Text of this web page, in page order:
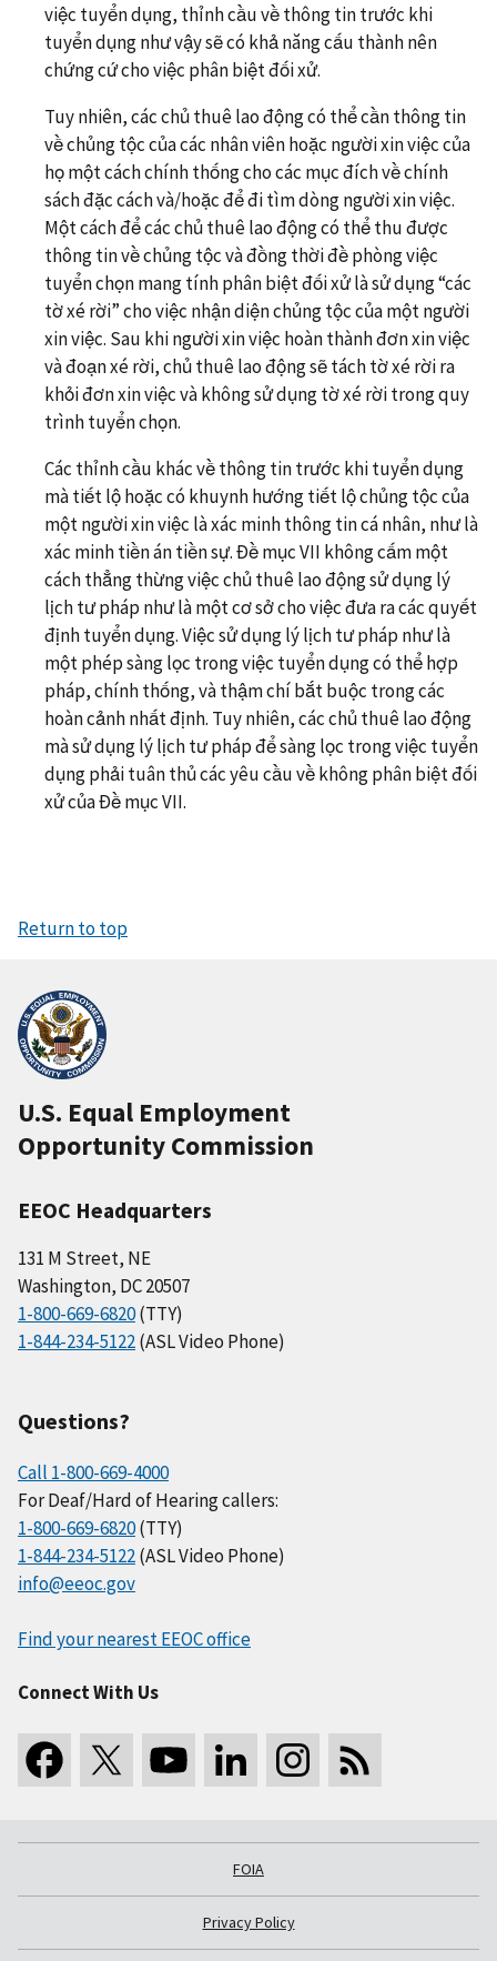
việc tuyển dụng, thỉnh cầu về thông tin trước khi
tuyển dụng như vậy sẽ có khả năng cấu thành nên
chứng cứ cho việc phân biệt đối xử.
Tuy nhiên, các chủ thuê lao động có thể cần thông tin
về chủng tộc của các nhân viên hoặc người xin việc của
họ một cách chính thống cho các mục đích về chính
sách đặc cách và/hoặc để đi tìm dòng người xin việc.
Một cách để các chủ thuê lao động có thể thu được
thông tin về chủng tộc và đồng thời đề phòng việc
tuyển chọn mang tính phân biệt đối xử là sử dụng “các
tờ xé rời” cho việc nhận diện chủng tộc của một người
xin việc. Sau khi người xin việc hoàn thành đơn xin việc
và đoạn xé rời, chủ thuê lao động sẽ tách tờ xé rời ra
khỏi đơn xin việc và không sử dụng tờ xé rời trong quy
trình tuyển chọn.
Các thỉnh cầu khác về thông tin trước khi tuyển dụng
mà tiết lộ hoặc có khuynh hướng tiết lộ chủng tộc của
một người xin việc là xác minh thông tin cá nhân, như là
xác minh tiền án tiền sự. Đề mục VII không cấm một
cách thẳng thừng việc chủ thuê lao động sử dụng lý
lịch tư pháp như là một cơ sở cho việc đưa ra các quyết
định tuyển dụng. Việc sử dụng lý lịch tư pháp như là
một phép sàng lọc trong việc tuyển dụng có thể hợp
pháp, chính thống, và thậm chí bắt buộc trong các
hoàn cảnh nhất định. Tuy nhiên, các chủ thuê lao động
mà sử dụng lý lịch tư pháp để sàng lọc trong việc tuyển
dụng phải tuân thủ các yêu cầu về không phân biệt đối
xử của Đề mục VII.
Return to top
U.S. Equal Employment
Opportunity Commission
EEOC Headquarters
131 M Street, NE
Washington, DC 20507
1-800-669-6820(TTY)
1-844-234-5122(ASL Video Phone)
Questions?
Call 1-800-669-4000
For Deaf/Hard of Hearing callers:
1-800-669-6820(TTY)
1-844-234-5122(ASL Video Phone)
info@eeoc.gov
Find your nearest EEOC office
Connect With Us
FOIA
Privacy Policy